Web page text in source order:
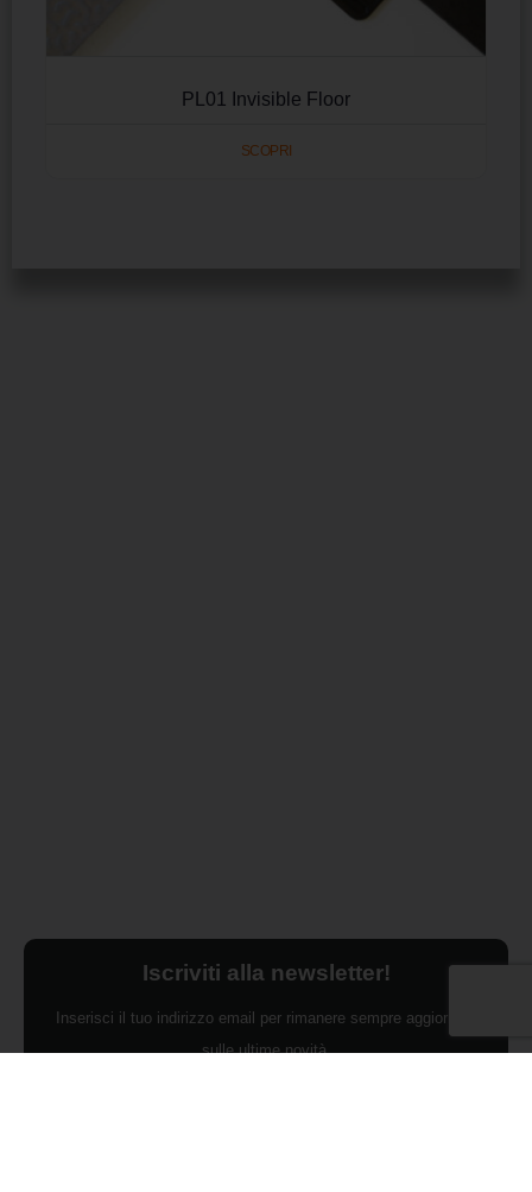
PL01 Invisible Floor
SCOPRI
Iscriviti alla newsletter!
Inserisci il tuo indirizzo email per rimanere sempre aggiornato
sulle ultime novità.